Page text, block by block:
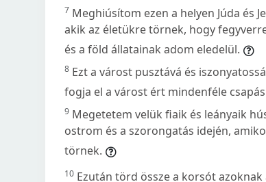
7 Meghiúsítom ezen a helyen Júda és
akik az életükre törnek, hogy
és a föld állatainak adom eledelül.
8 Ezt a várost pusztává és
fogja el a várost ért mindenféle
9 Megetetem velük fiaik és leányaik
ostrom és a szorongatás idején,
törnek.
10 Ezután törd össze a korsót